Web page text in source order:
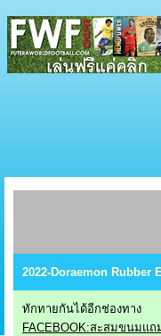
2022-Doraemon Rubber
ทักทายกันได้อีกช่องทาง
FACEBOOK:สะสมขนมแถ